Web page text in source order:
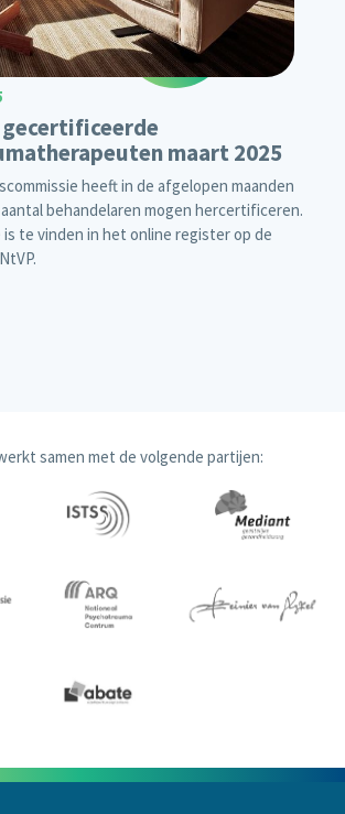
maart 2025
heeft in de afgelopen maanden
behandelaren mogen hercertificeren.
te vinden in het online register op de
samen met de volgende partijen: